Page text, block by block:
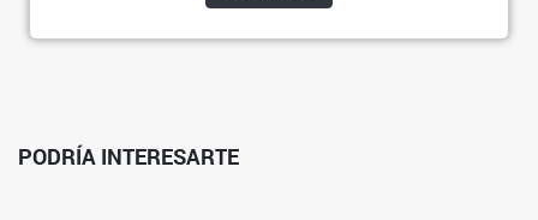
PODRÍA INTERESARTE